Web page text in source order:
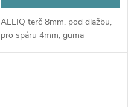
ALLIQ terč 8mm, pod dlažbu,
pro spáru 4mm, guma